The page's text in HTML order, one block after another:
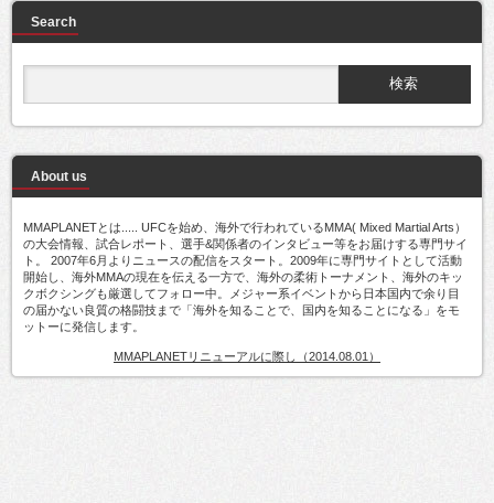
Search
About us
MMAPLANETとは..... UFCを始め、海外で行われているMMA( Mixed Martial Arts）
の大会情報、試合レポート、選手&関係者のインタビュー等をお届けする専門サイ
ト。 2007年6月よりニュースの配信をスタート。2009年に専門サイトとして活動
開始し、海外MMAの現在を伝える一方で、海外の柔術トーナメント、海外のキッ
クボクシングも厳選してフォロー中。メジャー系イベントから日本国内で余り目
の届かない良質の格闘技まで「海外を知ることで、国内を知ることになる」をモ
ットーに発信します。
MMAPLANETリニューアルに際し（2014.08.01）